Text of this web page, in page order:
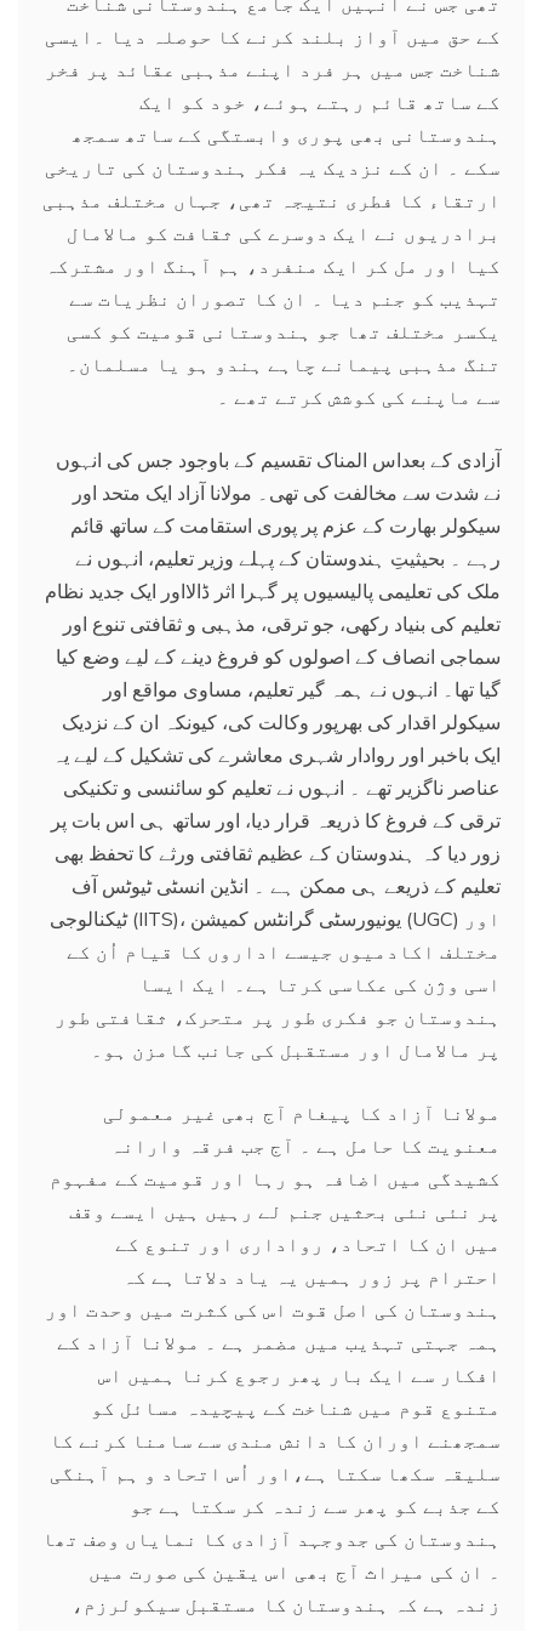
کے حق میں آواز بلند کرنے کا حوصلہ دیا ۔ایسی
شناخت جس میں ہر فرد اپنے مذہبی عقائد پر فخر
کے ساتھ قائم رہتے ہوئے، خود کو ایک
ہندوستانی بھی پوری وابستگی کے ساتھ سمجھ
سکے ۔ ان کے نزدیک یہ فکر ہندوستان کی تاریخی
ارتقاء کا فطری نتیجہ تھی، جہاں مختلف مذہبی
برادریوں نے ایک دوسرے کی ثقافت کو مالامال
کیا اور مل کر ایک منفرد، ہم آہنگ اور مشترکہ
تہذیب کو جنم دیا ۔ ان کا تصوران نظریات سے
یکسر مختلف تھا جو ہندوستانی قومیت کو کسی
تنگ مذہبی پیمانے چاہے ہندو ہو یا مسلمان۔
سے ماپنے کی کوشش کرتے تھے ۔
آزادی کے بعداس المناک تقسیم کے باوجود جس کی انہوں
نے شدت سے مخالفت کی تھی۔ مولانا آزاد ایک متحد اور
سیکولر بھارت کے عزم پر پوری استقامت کے ساتھ قائم
رہے ۔ بحیثیتِ ہندوستان کے پہلے وزیر تعلیم، انہوں نے
ملک کی تعلیمی پالیسیوں پر گہرا اثر ڈالااور ایک جدید نظام
تعلیم کی بنیاد رکھی، جو ترقی، مذہبی و ثقافتی تنوع اور
سماجی انصاف کے اصولوں کو فروغ دینے کے لیے وضع کیا
گیا تھا۔ انہوں نے ہمہ گیر تعلیم، مساوی مواقع اور
سیکولر اقدار کی بھرپور وکالت کی، کیونکہ ان کے نزدیک
ایک باخبر اور روادار شہری معاشرے کی تشکیل کے لیے یہ
عناصر ناگزیر تھے ۔ انہوں نے تعلیم کو سائنسی و تکنیکی
ترقی کے فروغ کا ذریعہ قرار دیا، اور ساتھ ہی اس بات پر
زور دیا کہ ہندوستان کے عظیم ثقافتی ورثے کا تحفظ بھی
تعلیم کے ذریعے ہی ممکن ہے ۔ انڈین انسٹی ٹیوٹس آف
ٹیکنالوجی (IITS)، یونیورسٹی گرانٹس کمیشن (UGC) اور
مختلف اکادمیوں جیسے اداروں کا قیام اُن کے
اسی وژن کی عکاسی کرتا ہے۔ ایک ایسا
ہندوستان جو فکری طور پر متحرک، ثقافتی طور
پر مالامال اور مستقبل کی جانب گامزن ہو۔
مولانا آزاد کا پیغام آج بھی غیر معمولی
معنویت کا حامل ہے ۔ آج جب فرقہ وارانہ
کشیدگی میں اضافہ ہو رہا اور قومیت کے مفہوم
پر نئی نئی بحثیں جنم لے رہیں ہیں ایسے وقف
میں ان کا اتحاد، رواداری اور تنوع کے
احترام پر زور ہمیں یہ یاد دلاتا ہے کہ
ہندوستان کی اصل قوت اس کی کثرت میں وحدت اور
ہمہ جہتی تہذیب میں مضمر ہے ۔ مولانا آزاد کے
افکار سے ایک بار پھر رجوع کرنا ہمیں اس
متنوع قوم میں شناخت کے پیچیدہ مسائل کو
سمجھنے اوران کا دانش مندی سے سامنا کرنے کا
سلیقہ سکھا سکتا ہے،اور اُس اتحاد و ہم آہنگی
کے جذبے کو پھر سے زندہ کر سکتا ہے جو
ہندوستان کی جدوجہد آزادی کا نمایاں وصف تھا
۔ ان کی میراث آج بھی اس یقین کی صورت میں
زندہ ہے کہ ہندوستان کا مستقبل سيکولرزم،